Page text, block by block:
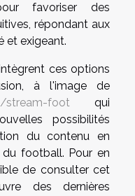
favoriser des
répondant aux
et exigeant.
ces options
à l'image de
stream-foot qui
possibilités
du contenu en
football. Pour en
de consulter cet
des dernières